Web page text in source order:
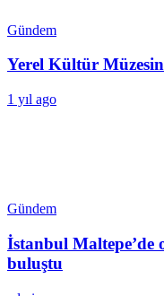
Gündem
Yerel Kültür
1 yıl ago
Gündem
İstanbul Maltepe’de
buluştu